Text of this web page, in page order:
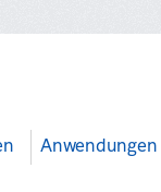
Anwendungen